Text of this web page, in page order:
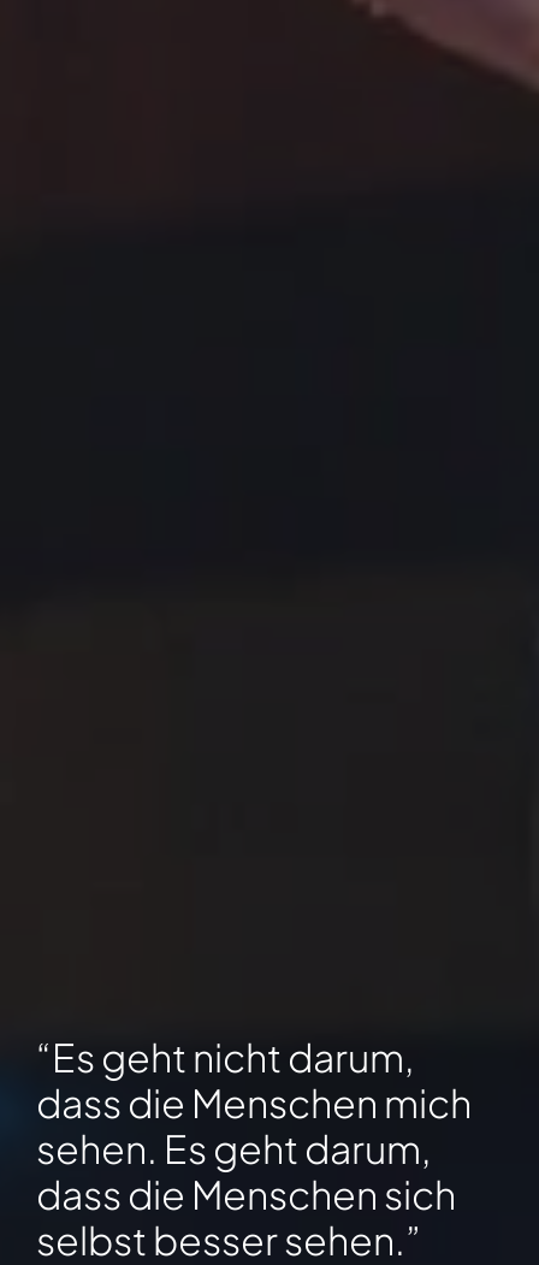
“Es geht nicht darum,
dass die Menschen mich
sehen. Es geht darum,
dass die Menschen sich
selbst besser sehen.”